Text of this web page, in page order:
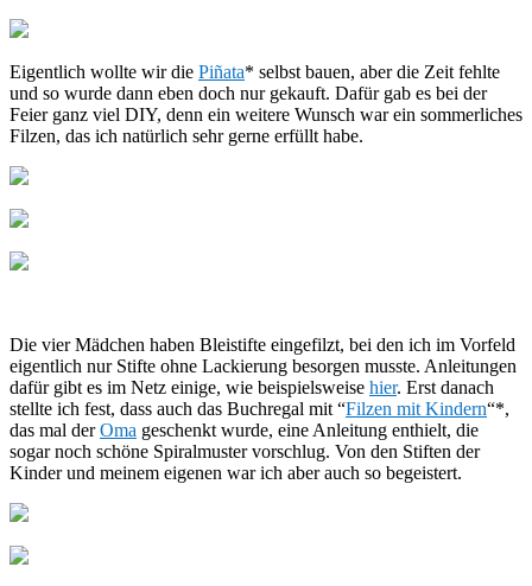
Eigentlich wollte wir die Piñata* selbst bauen, aber die Zeit fehlte
und so wurde dann eben doch nur gekauft. Dafür gab es bei der
Feier ganz viel DIY, denn ein weitere Wunsch war ein sommerliches
Filzen, das ich natürlich sehr gerne erfüllt habe.
Die vier Mädchen haben Bleistifte eingefilzt, bei den ich im Vorfeld
eigentlich nur Stifte ohne Lackierung besorgen musste. Anleitungen
dafür gibt es im Netz einige, wie beispielsweise hier. Erst danach
stellte ich fest, dass auch das Buchregal mit “Filzen mit Kindern“*,
das mal derOma geschenkt wurde, eine Anleitung enthielt, die
sogar noch schöne Spiralmuster vorschlug. Von den Stiften der
Kinder und meinem eigenen war ich aber auch so begeistert.